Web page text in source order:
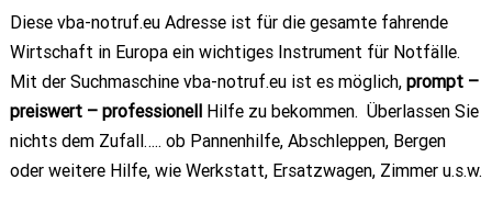
Diese vba-notruf.eu Adresse ist für die gesamte fahrende
Wirtschaft in Europa ein wichtiges Instrument für Notfälle.
Mit der Suchmaschine vba-notruf.eu ist es möglich, prompt –
preiswert – professionell
Hilfe zu bekommen. Überlassen Sie
nichts dem Zufall….. ob Pannenhilfe, Abschleppen, Bergen
oder weitere Hilfe, wie Werkstatt, Ersatzwagen, Zimmer u.s.w.